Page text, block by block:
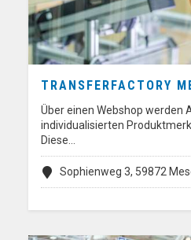
TRANSFERFACTORY
Über einen Webshop werden
individualisierten
Diese…
Sophienweg 3, 59872